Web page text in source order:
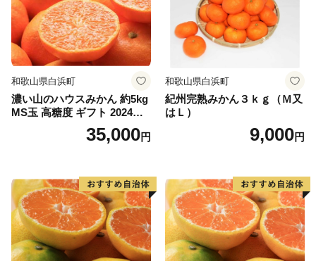
気持ちあふれる、気が多いまち－多気町。ぜひ、応援し
てください。
和歌山県白浜町
濃い山のハウスみかん 約5kg
MS玉 高糖度 ギフト 2024年7
35,000円
和歌山県白浜町
紀州完熟みかん３ｋｇ（Ｍ又
はＬ）
9,000円